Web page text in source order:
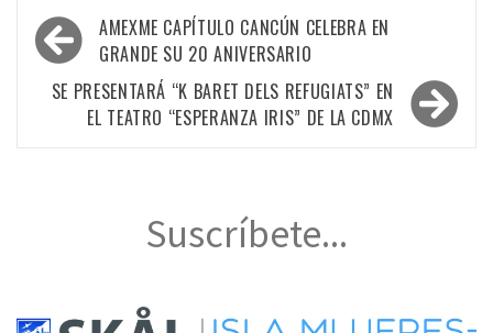
Navegación
de
entradas
AMEXME CAPÍTULO CANCÚN CELEBRA EN
GRANDE SU 20 ANIVERSARIO
SE PRESENTARÁ “K BARET DELS REFUGIATS” EN
EL TEATRO “ESPERANZA IRIS” DE LA CDMX
Suscríbete...